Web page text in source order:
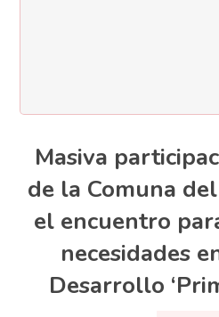
Masiva
de la Comuna
el encuentro
necesidades
Desarrollo